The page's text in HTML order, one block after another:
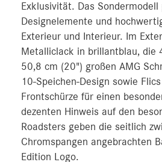
Exklusivität. Das
Designelemente und
Exterieur und Interieur. Im
Metalliclack in brillantblau, die
50,8 cm (20") großen AMG
10‑Speichen-Design sowie
Frontschürze für einen
dezenten Hinweis auf den
Roadsters geben die seitlich
Chromspangen angebrachten
Edition Logo.